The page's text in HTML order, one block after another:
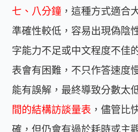
七、八分鐘 ，這種方式適合
準確性較低，容易出現偽陰
字能力不足或中文程度不佳
表會有困難，不只作答速度
能有誤解，最終導致分數太
間的結構訪談量表 ，儘管比
確，但仍會有過於耗時或主